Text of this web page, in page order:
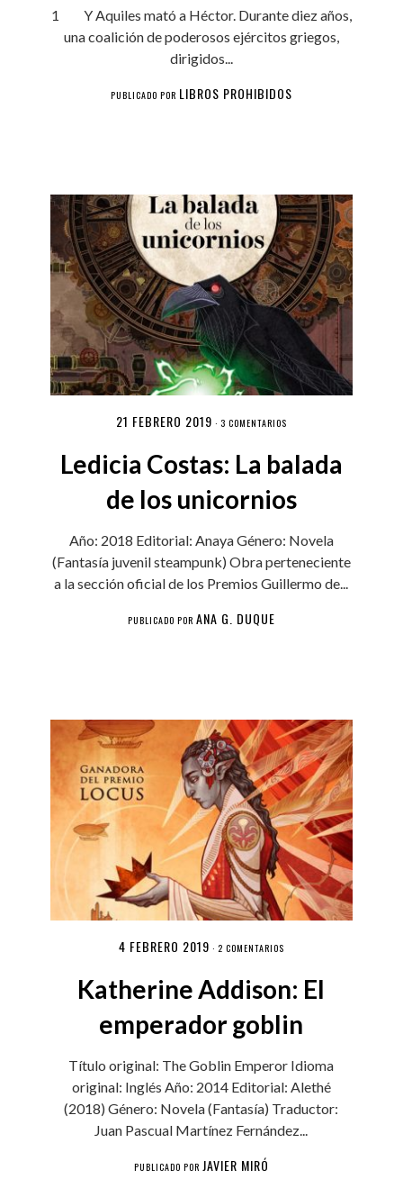
1 Y Aquiles mató a Héctor. Durante diez años,
una coalición de poderosos ejércitos griegos,
dirigidos...
PUBLICADO POR LIBROS PROHIBIDOS
21 FEBRERO 2019 · 3 COMENTARIOS
Ledicia Costas: La balada
de los unicornios
Año: 2018 Editorial: Anaya Género: Novela
(Fantasía juvenil steampunk) Obra perteneciente
a la sección oficial de los Premios Guillermo de...
PUBLICADO POR ANA G. DUQUE
4 FEBRERO 2019 · 2 COMENTARIOS
Katherine Addison: El
emperador goblin
Título original: The Goblin Emperor Idioma
original: Inglés Año: 2014 Editorial: Alethé
(2018) Género: Novela (Fantasía) Traductor:
Juan Pascual Martínez Fernández...
PUBLICADO POR JAVIER MIRÓ